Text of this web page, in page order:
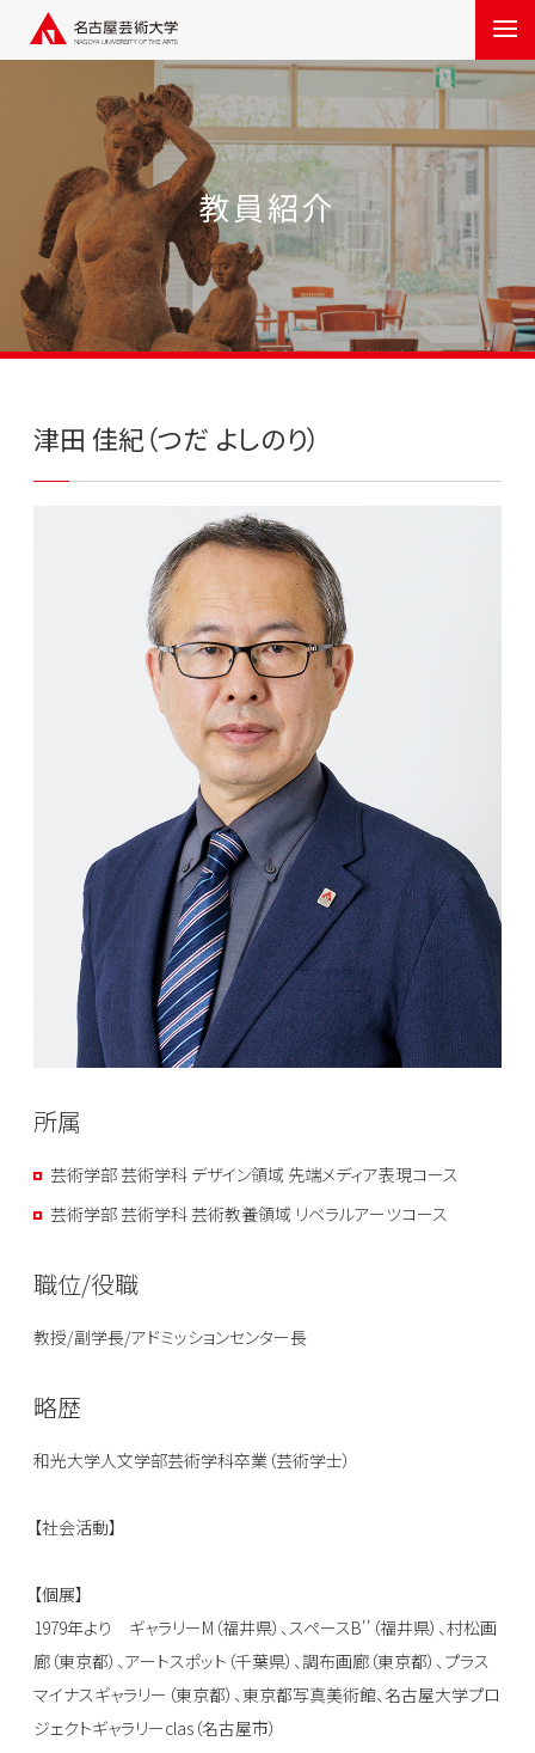
教員紹介
津田 佳紀（つだ よしのり）
所属
芸術学部 芸術学科 デザイン領域 先端メディア表現コース
芸術学部 芸術学科 芸術教養領域 リベラルアーツコース
職位/役職
教授/副学長/アドミッションセンター長
略歴
和光大学人文学部芸術学科卒業（芸術学士）
【社会活動】
【個展】
1979年より ギャラリーM（福井県）、スペースB''（福井県）、村松画
廊（東京都）、アートスポット（千葉県）、調布画廊（東京都）、プラス
マイナスギャラリー（東京都）、東京都写真美術館、名古屋大学プロ
ジェクトギャラリーclas（名古屋市）